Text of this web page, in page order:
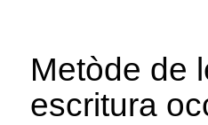
Metòde de
escritura